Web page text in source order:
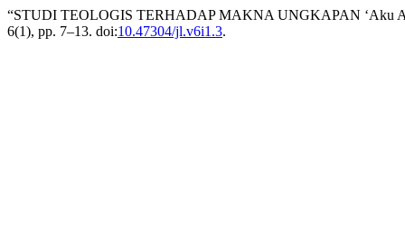
“STUDI TEOLOGIS TERHADAP MAKNA UNGKAPAN ‘Aku
6(1), pp. 7–13. doi:10.47304/jl.v6i1.3.